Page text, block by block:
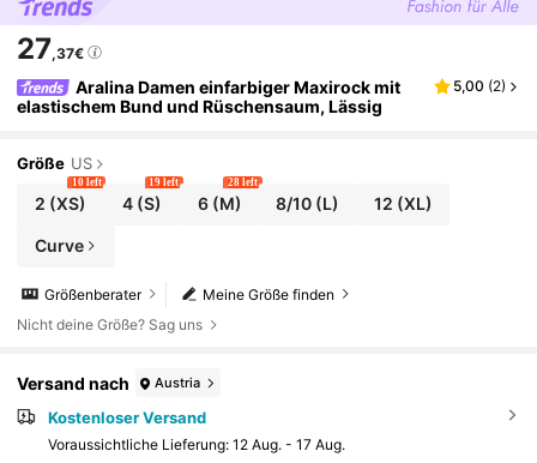
27,37€
Aralina Damen einfarbiger Maxirock mit
elastischem Bund und Rüschensaum, Lässig
5,00 (2)
Größe US
2 (XS)
10 left
4(S)
19 left
6(M)
28 left
8/10 (L) 12 (XL)
Curve
Meine Größe finden
Größenberater
Nicht deine Größe? Sag uns
Versand nach Austria
Kostenloser Versand
Voraussichtliche Lieferung: 12 Aug. - 17 Aug.